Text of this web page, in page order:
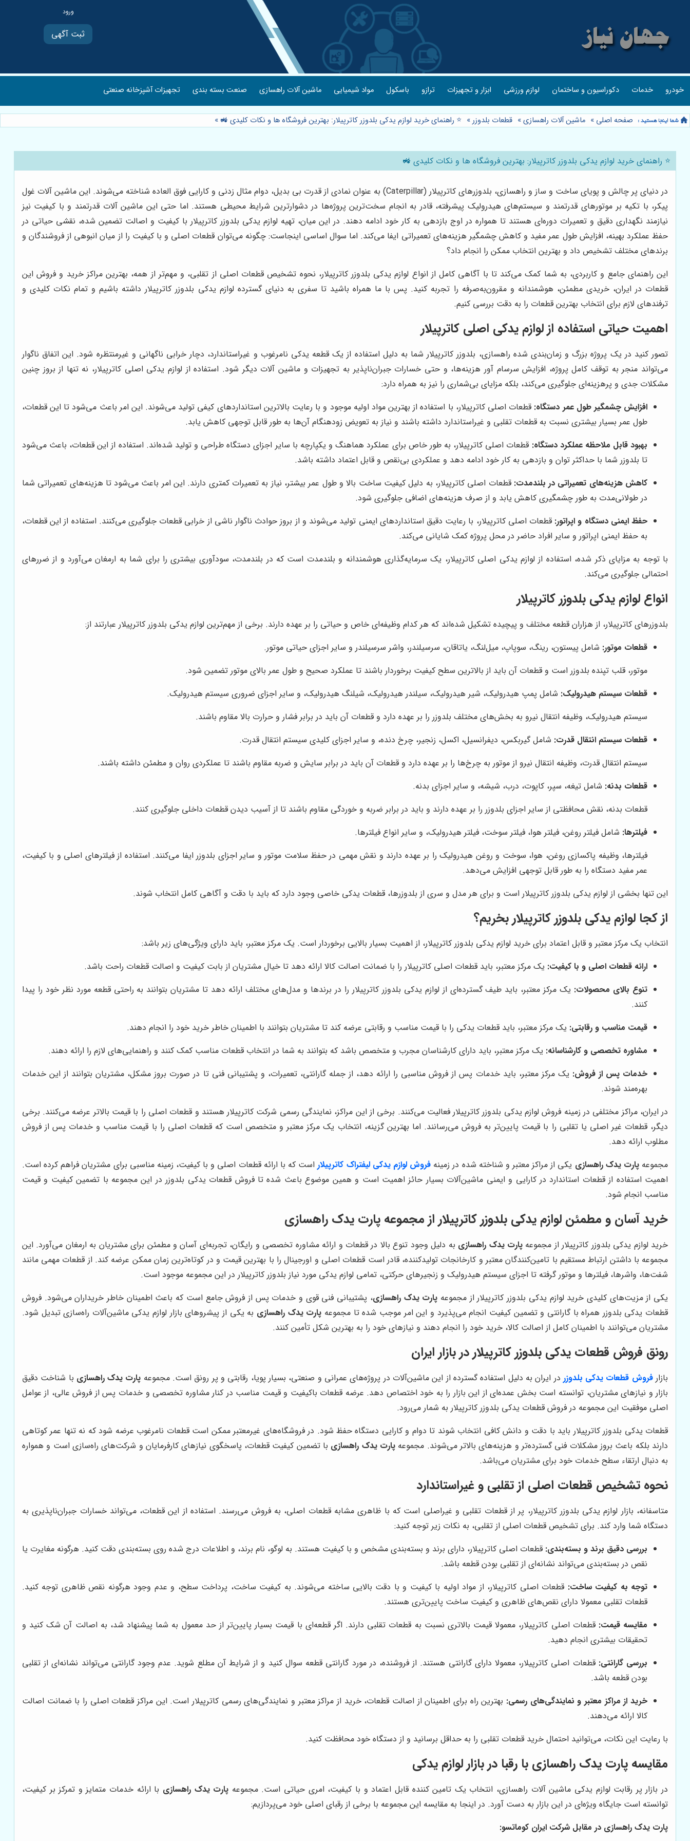
ثبت آگهی
خودرو خدمات دکوراسیون و ساختمان لوازم ورزشی ابزار و تجهیزات ترازو باسکول مواد شیمیایی ماشین آلات راهسازی صنعت بسته بندی تجهیزات آشپزخانه صنعتی
صفحه اصلی » ماشین آلات راهسازی» قطعات بلدوزر» ⭐️ راهنمای خرید لوازم یدکی بلدوزر کاترپیلار: بهترین فروشگاه ها و نکات کلیدی 🚜 »
⭐️ راهنمای خرید لوازم یدکی بلدوزر کاترپیلار: بهترین فروشگاه ها و نکات کلیدی 🚜
در دنیای پر چالش و پویای ساخت و ساز و راهسازی، بلدوزرهای کاترپیلار (Caterpillar) به عنوان نمادی از قدرت بی بدیل، دوام مثال زدنی و کارایی فوق العاده شناخته می‌شوند. این ماشین آلات غول
پیکر، با تکیه بر موتورهای قدرتمند و سیستم‌های هیدرولیک پیشرفته، قادر به انجام سخت‌ترین پروژه‌ها در دشوارترین شرایط محیطی هستند. اما حتی این ماشین آلات قدرتمند و با کیفیت نیز
نیازمند نگهداری دقیق و تعمیرات دوره‌ای هستند تا همواره در اوج بازدهی به کار خود ادامه دهند. در این میان، تهیه لوازم یدکی بلدوزر کاترپیلار با کیفیت و اصالت تضمین شده، نقشی حیاتی در
حفظ عملکرد بهینه، افزایش طول عمر مفید و کاهش چشمگیر هزینه‌های تعمیراتی ایفا می‌کند. اما سوال اساسی اینجاست: چگونه می‌توان قطعات اصلی و با کیفیت را از میان انبوهی از فروشندگان و
برندهای مختلف تشخیص داد و بهترین انتخاب ممکن را انجام داد؟
این راهنمای جامع و کاربردی، به شما کمک می‌کند تا با آگاهی کامل از انواع لوازم یدکی بلدوزر کاترپیلار، نحوه تشخیص قطعات اصلی از تقلبی، و مهم‌تر از همه، بهترین مراکز خرید و فروش این
قطعات در ایران، خریدی مطمئن، هوشمندانه و مقرون‌به‌صرفه را تجربه کنید. پس با ما همراه باشید تا سفری به دنیای گسترده لوازم یدکی بلدوزر کاترپیلار داشته باشیم و تمام نکات کلیدی و
ترفندهای لازم برای انتخاب بهترین قطعات را به دقت بررسی کنیم.
اهمیت حیاتی استفاده از لوازم یدکی اصلی کاترپیلار
تصور کنید در یک پروژه بزرگ و زمان‌بندی شده راهسازی، بلدوزر کاترپیلار شما به دلیل استفاده از یک قطعه یدکی نامرغوب و غیراستاندارد، دچار خرابی ناگهانی و غیرمنتظره شود. این اتفاق ناگوار
می‌تواند منجر به توقف کامل پروژه، افزایش سرسام آور هزینه‌ها، و حتی خسارات جبران‌ناپذیر به تجهیزات و ماشین آلات دیگر شود. استفاده از لوازم یدکی اصلی کاترپیلار، نه تنها از بروز چنین
مشکلات جدی و پرهزینه‌ای جلوگیری می‌کند، بلکه مزایای بی‌شماری را نیز به همراه دارد:
افزایش چشمگیر طول عمر دستگاه: قطعات اصلی کاترپیلار، با استفاده از بهترین مواد اولیه موجود و با رعایت بالاترین استانداردهای کیفی تولید می‌شوند. این امر باعث می‌شود تا این قطعات،
طول عمر بسیار بیشتری نسبت به قطعات تقلبی و غیراستاندارد داشته باشند و نیاز به تعویض زودهنگام آن‌ها به طور قابل توجهی کاهش یابد.
بهبود قابل ملاحظه عملکرد دستگاه: قطعات اصلی کاترپیلار، به طور خاص برای عملکرد هماهنگ و یکپارچه با سایر اجزای دستگاه طراحی و تولید شده‌اند. استفاده از این قطعات، باعث می‌شود
تا بلدوزر شما با حداکثر توان و بازدهی به کار خود ادامه دهد و عملکردی بی‌نقص و قابل اعتماد داشته باشد.
کاهش هزینه‌های تعمیراتی در بلندمدت: قطعات اصلی کاترپیلار، به دلیل کیفیت ساخت بالا و طول عمر بیشتر، نیاز به تعمیرات کمتری دارند. این امر باعث می‌شود تا هزینه‌های تعمیراتی شما
در طولانی‌مدت به طور چشمگیری کاهش یابد و از صرف هزینه‌های اضافی جلوگیری شود.
حفظ ایمنی دستگاه و اپراتور: قطعات اصلی کاترپیلار، با رعایت دقیق استانداردهای ایمنی تولید می‌شوند و از بروز حوادث ناگوار ناشی از خرابی قطعات جلوگیری می‌کنند. استفاده از این قطعات،
به حفظ ایمنی اپراتور و سایر افراد حاضر در محل پروژه کمک شایانی می‌کند.
با توجه به مزایای ذکر شده، استفاده از لوازم یدکی اصلی کاترپیلار، یک سرمایه‌گذاری هوشمندانه و بلندمدت است که در بلندمدت، سودآوری بیشتری را برای شما به ارمغان می‌آورد و از ضررهای
احتمالی جلوگیری می‌کند.
انواع لوازم یدکی بلدوزر کاترپیلار
بلدوزرهای کاترپیلار، از هزاران قطعه مختلف و پیچیده تشکیل شده‌اند که هر کدام وظیفه‌ای خاص و حیاتی را بر عهده دارند. برخی از مهم‌ترین لوازم یدکی بلدوزر کاترپیلار عبارتند از:
قطعات موتور: شامل پیستون، رینگ، سوپاپ، میل‌لنگ، یاتاقان، سرسیلندر، واشر سرسیلندر و سایر اجزای حیاتی موتور.
موتور، قلب تپنده بلدوزر است و قطعات آن باید از بالاترین سطح کیفیت برخوردار باشند تا عملکرد صحیح و طول عمر بالای موتور تضمین شود.
قطعات سیستم هیدرولیک: شامل پمپ هیدرولیک، شیر هیدرولیک، سیلندر هیدرولیک، شیلنگ هیدرولیک، و سایر اجزای ضروری سیستم هیدرولیک.
سیستم هیدرولیک، وظیفه انتقال نیرو به بخش‌های مختلف بلدوزر را بر عهده دارد و قطعات آن باید در برابر فشار و حرارت بالا مقاوم باشند.
قطعات سیستم انتقال قدرت: شامل گیربکس، دیفرانسیل، اکسل، زنجیر، چرخ دنده، و سایر اجزای کلیدی سیستم انتقال قدرت.
سیستم انتقال قدرت، وظیفه انتقال نیرو از موتور به چرخ‌ها را بر عهده دارد و قطعات آن باید در برابر سایش و ضربه مقاوم باشند تا عملکردی روان و مطمئن داشته باشند.
قطعات بدنه: شامل تیغه، سپر، کاپوت، درب، شیشه، و سایر اجزای بدنه.
قطعات بدنه، نقش محافظتی از سایر اجزای بلدوزر را بر عهده دارند و باید در برابر ضربه و خوردگی مقاوم باشند تا از آسیب دیدن قطعات داخلی جلوگیری کنند.
فیلترها: شامل فیلتر روغن، فیلتر هوا، فیلتر سوخت، فیلتر هیدرولیک، و سایر انواع فیلترها.
فیلترها، وظیفه پاکسازی روغن، هوا، سوخت و روغن هیدرولیک را بر عهده دارند و نقش مهمی در حفظ سلامت موتور و سایر اجزای بلدوزر ایفا می‌کنند. استفاده از فیلترهای اصلی و با کیفیت،
عمر مفید دستگاه را به طور قابل توجهی افزایش می‌دهد.
این تنها بخشی از لوازم یدکی بلدوزر کاترپیلار است و برای هر مدل و سری از بلدوزرها، قطعات یدکی خاصی وجود دارد که باید با دقت و آگاهی کامل انتخاب شوند.
از کجا لوازم یدکی بلدوزر کاترپیلار بخریم؟
انتخاب یک مرکز معتبر و قابل اعتماد برای خرید لوازم یدکی بلدوزر کاترپیلار، از اهمیت بسیار بالایی برخوردار است. یک مرکز معتبر، باید دارای ویژگی‌های زیر باشد:
ارائه قطعات اصلی و با کیفیت: یک مرکز معتبر، باید قطعات اصلی کاترپیلار را با ضمانت اصالت کالا ارائه دهد تا خیال مشتریان از بابت کیفیت و اصالت قطعات راحت باشد.
تنوع بالای محصولات: یک مرکز معتبر، باید طیف گسترده‌ای از لوازم یدکی بلدوزر کاترپیلار را در برندها و مدل‌های مختلف ارائه دهد تا مشتریان بتوانند به راحتی قطعه مورد نظر خود را پیدا
کنند.
قیمت مناسب و رقابتی: یک مرکز معتبر، باید قطعات یدکی را با قیمت مناسب و رقابتی عرضه کند تا مشتریان بتوانند با اطمینان خاطر خرید خود را انجام دهند.
مشاوره تخصصی و کارشناسانه: یک مرکز معتبر، باید دارای کارشناسان مجرب و متخصص باشد که بتوانند به شما در انتخاب قطعات مناسب کمک کنند و راهنمایی‌های لازم را ارائه دهند.
خدمات پس از فروش: یک مرکز معتبر، باید خدمات پس از فروش مناسبی را ارائه دهد، از جمله گارانتی، تعمیرات، و پشتیبانی فنی تا در صورت بروز مشکل، مشتریان بتوانند از این خدمات
بهره‌مند شوند.
در ایران، مراکز مختلفی در زمینه فروش لوازم یدکی بلدوزر کاترپیلار فعالیت می‌کنند. برخی از این مراکز، نمایندگی رسمی شرکت کاترپیلار هستند و قطعات اصلی را با قیمت بالاتر عرضه می‌کنند. برخی
دیگر، قطعات غیر اصلی یا تقلبی را با قیمت پایین‌تر به فروش می‌رسانند. اما بهترین گزینه، انتخاب یک مرکز معتبر و متخصص است که قطعات اصلی را با قیمت مناسب و خدمات پس از فروش
مطلوب ارائه دهد.
مجموعهپارت یدک راهسازی یکی از مراکز معتبر و شناخته شده در زمینه فروش لوازم یدکی لیفتراک کاترپیلاراست که با ارائه قطعات اصلی و با کیفیت، زمینه مناسبی برای مشتریان فراهم کرده است.
اهمیت استفاده از قطعات استاندارد در کارایی و ایمنی ماشین‌آلات بسیار حائز اهمیت است و همین موضوع باعث شده تا فروش قطعات یدکی بلدوزر در این مجموعه با تضمین کیفیت و قیمت
مناسب انجام شود.
خرید آسان و مطمئن لوازم یدکی بلدوزر کاترپیلار از مجموعه پارت یدک راهسازی
خرید لوازم یدکی بلدوزر کاترپیلار از مجموعه پارت یدک راهسازی به دلیل وجود تنوع بالا در قطعات و ارائه مشاوره تخصصی و رایگان، تجربه‌ای آسان و مطمئن برای مشتریان به ارمغان می‌آورد. این
مجموعه با داشتن ارتباط مستقیم با تامین‌کنندگان معتبر و کارخانجات تولیدکننده، قادر است قطعات اصلی و اورجینال را با بهترین قیمت و در کوتاه‌ترین زمان ممکن عرضه کند. از قطعات مهمی مانند
شفت‌ها، واشرها، فیلترها و موتور گرفته تا اجزای سیستم هیدرولیک و زنجیرهای حرکتی، تمامی لوازم یدکی مورد نیاز بلدوزر کاترپیلار در این مجموعه موجود است.
یکی از مزیت‌های کلیدی خرید لوازم یدکی بلدوزر کاترپیلار از مجموعه پارت یدک راهسازی، پشتیبانی فنی قوی و خدمات پس از فروش جامع است که باعث اطمینان خاطر خریداران می‌شود. فروش
قطعات یدکی بلدوزر همراه با گارانتی و تضمین کیفیت انجام می‌پذیرد و این امر موجب شده تا مجموعه پارت یدک راهسازی به یکی از پیشروهای بازار لوازم یدکی ماشین‌آلات راه‌سازی تبدیل شود.
مشتریان می‌توانند با اطمینان کامل از اصالت کالا، خرید خود را انجام دهند و نیازهای خود را به بهترین شکل تأمین کنند.
رونق فروش قطعات یدکی بلدوزر کاترپیلار در بازار ایران
بازارفروش قطعات یدکی بلدوزر در ایران به دلیل استفاده گسترده از این ماشین‌آلات در پروژه‌های عمرانی و صنعتی، بسیار پویا، رقابتی و پر رونق است. مجموعه پارت یدک راهسازی با شناخت دقیق
بازار و نیازهای مشتریان، توانسته است بخش عمده‌ای از این بازار را به خود اختصاص دهد. عرضه قطعات باکیفیت و قیمت مناسب در کنار مشاوره تخصصی و خدمات پس از فروش عالی، از عوامل
اصلی موفقیت این مجموعه در فروش قطعات یدکی بلدوزر کاترپیلار به شمار می‌رود.
قطعات یدکی بلدوزر کاترپیلار باید با دقت و دانش کافی انتخاب شوند تا دوام و کارایی دستگاه حفظ شود. در فروشگاه‌های غیرمعتبر ممکن است قطعات نامرغوب عرضه شود که نه تنها عمر کوتاهی
دارند بلکه باعث بروز مشکلات فنی گسترده‌تر و هزینه‌های بالاتر می‌شوند. مجموعه پارت یدک راهسازی با تضمین کیفیت قطعات، پاسخگوی نیازهای کارفرمایان و شرکت‌های راه‌سازی است و همواره
به دنبال ارتقاء سطح خدمات خود برای مشتریان می‌باشد.
نحوه تشخیص قطعات اصلی از تقلبی و غیراستاندارد
متاسفانه، بازار لوازم یدکی بلدوزر کاترپیلار، پر از قطعات تقلبی و غیراصلی است که با ظاهری مشابه قطعات اصلی، به فروش می‌رسند. استفاده از این قطعات، می‌تواند خسارات جبران‌ناپذیری به
دستگاه شما وارد کند. برای تشخیص قطعات اصلی از تقلبی، به نکات زیر توجه کنید:
بررسی دقیق برند و بسته‌بندی: قطعات اصلی کاترپیلار، دارای برند و بسته‌بندی مشخص و با کیفیت هستند. به لوگو، نام برند، و اطلاعات درج شده روی بسته‌بندی دقت کنید. هرگونه مغایرت یا
نقص در بسته‌بندی می‌تواند نشانه‌ای از تقلبی بودن قطعه باشد.
توجه به کیفیت ساخت: قطعات اصلی کاترپیلار، از مواد اولیه با کیفیت و با دقت بالایی ساخته می‌شوند. به کیفیت ساخت، پرداخت سطح، و عدم وجود هرگونه نقص ظاهری توجه کنید.
قطعات تقلبی معمولا دارای نقص‌های ظاهری و کیفیت ساخت پایین‌تری هستند.
مقایسه قیمت: قطعات اصلی کاترپیلار، معمولا قیمت بالاتری نسبت به قطعات تقلبی دارند. اگر قطعه‌ای با قیمت بسیار پایین‌تر از حد معمول به شما پیشنهاد شد، به اصالت آن شک کنید و
تحقیقات بیشتری انجام دهید.
بررسی گارانتی: قطعات اصلی کاترپیلار، معمولا دارای گارانتی هستند. از فروشنده، در مورد گارانتی قطعه سوال کنید و از شرایط آن مطلع شوید. عدم وجود گارانتی می‌تواند نشانه‌ای از تقلبی
بودن قطعه باشد.
خرید از مراکز معتبر و نمایندگی‌های رسمی: بهترین راه برای اطمینان از اصالت قطعات، خرید از مراکز معتبر و نمایندگی‌های رسمی کاترپیلار است. این مراکز قطعات اصلی را با ضمانت اصالت
کالا ارائه می‌دهند.
با رعایت این نکات، می‌توانید احتمال خرید قطعات تقلبی را به حداقل برسانید و از دستگاه خود محافظت کنید.
مقایسه پارت یدک راهسازی با رقبا در بازار لوازم یدکی
در بازار پر رقابت لوازم یدکی ماشین آلات راهسازی، انتخاب یک تامین کننده قابل اعتماد و با کیفیت، امری حیاتی است. مجموعه پارت یدک راهسازی با ارائه خدمات متمایز و تمرکز بر کیفیت،
توانسته است جایگاه ویژه‌ای در این بازار به دست آورد. در اینجا به مقایسه این مجموعه با برخی از رقبای اصلی خود می‌پردازیم:
پارت یدک راهسازی در مقابل شرکت ایران کوماتسو: